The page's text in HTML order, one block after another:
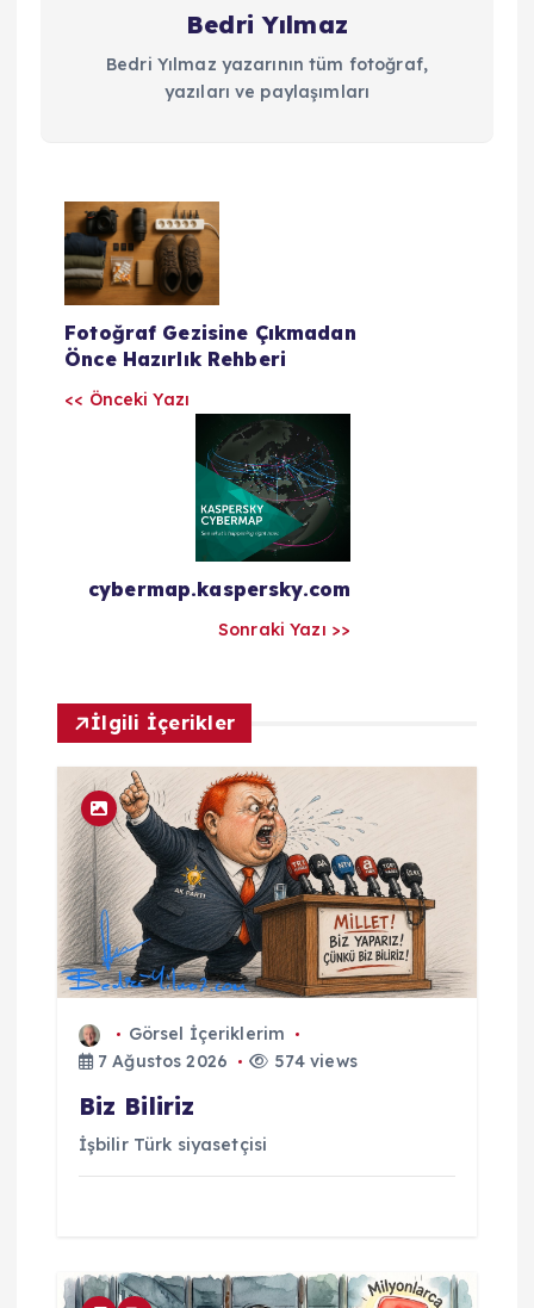
Bedri Yılmaz
Bedri Yılmaz yazarının tüm fotoğraf,
yazıları ve paylaşımları
Y
a
z
m
Fotoğraf Gezisine Çıkmadan
Önce Hazırlık Rehberi
<< Önceki Yazı
cybermap.kaspersky.com
Sonraki Yazı >>
İlgili İçerikler
Görsel İçeriklerim
7 Ağustos 2026
574 views
Biz Biliriz
İşbilir Türk siyasetçisi